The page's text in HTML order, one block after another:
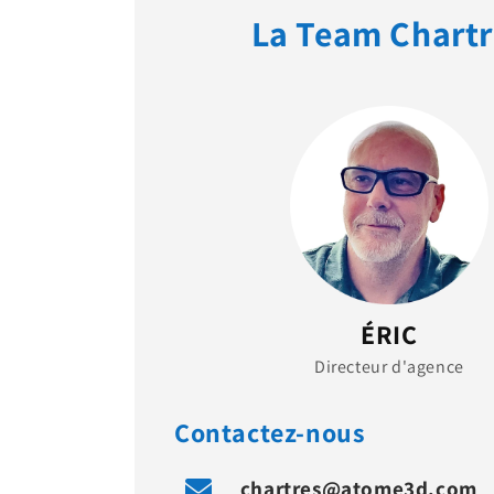
La Team
ÉRIC
Directeur d'agence
Contactez-nous